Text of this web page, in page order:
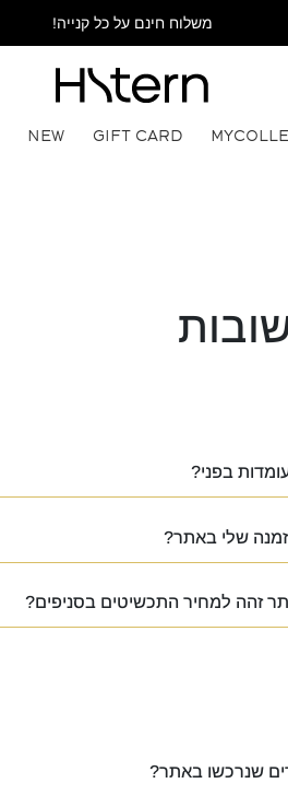
משלוח חינם על כל קנייה!
GIFT CARD
NEW
בפני?
שלי באתר?
זהה למחיר התכשיטים בסניפים?
שנרכשו באתר?